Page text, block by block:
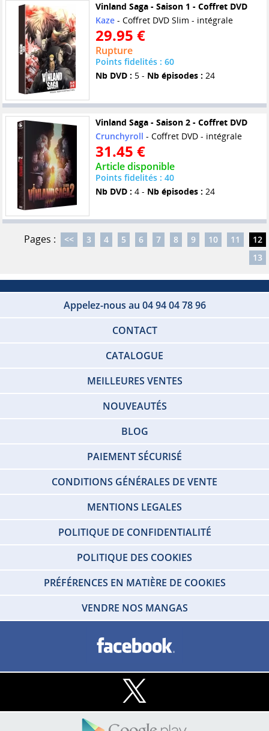
Vinland Saga - Saison 1 - Coffret DVD
Kaze- Coffret DVD Slim - intégrale
29.95 €
Rupture
Points fidelités : 60
Nb DVD : 5 - Nb épisodes : 24
Vinland Saga - Saison 2 - Coffret DVD
Crunchyroll - Coffret DVD - intégrale
31.45 €
Article disponible
Points fidelités : 40
Nb DVD : 4 - Nb épisodes : 24
Pages : << 3 4 5 6 7 8 9 10 11
12
13
Appelez-nous au 04 94 04 78 96
CONTACT
CATALOGUE
MEILLEURES VENTES
NOUVEAUTÉS
BLOG
PAIEMENT SÉCURISÉ
CONDITIONS GÉNÉRALES DE VENTE
MENTIONS LEGALES
POLITIQUE DE CONFIDENTIALITÉ
POLITIQUE DES COOKIES
PRÉFÉRENCES EN MATIÈRE DE COOKIES
VENDRE NOS MANGAS